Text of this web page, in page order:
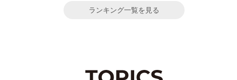
ランキング一覧を見る